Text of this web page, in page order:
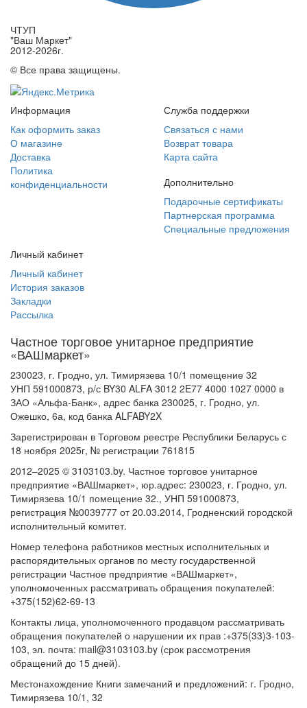
ЧТУП
"Ваш Маркет"
2012-2026г.
© Все права защищены.
Информация
Как оформить заказ
О магазине
Доставка
Политика
конфиденциальности
Служба поддержки
Связаться с нами
Возврат товара
Карта сайта
Дополнительно
Подарочные сертификаты
Партнерская программа
Специальные предложения
Личный кабинет
Личный кабинет
История заказов
Закладки
Рассылка
Частное торговое унитарное предприятие
«ВАШмаркет»
230023, г. Гродно, ул. Тимирязева 10/1 помещение 32
УНП 591000873, р/с BY30 ALFA 3012 2E77 4000 1027 0000 в
ЗАО «Альфа-Банк», адрес банка 230025, г. Гродно, ул.
Ожешко, 6а, код банка ALFABY2X
Зарегистрирован в Торговом реестре Республики Беларусь с
18 ноября 2025г, № регистрации 761815
2012–2025 © 3103103.by. Частное торговое унитарное
предприятие «ВАШмаркет», юр.адрес: 230023, г. Гродно, ул.
Тимирязева 10/1 помещение 32., УНП 591000873,
регистрация №0039777 от 20.03.2014, Гродненский городской
исполнительный комитет.
Номер телефона работников местных исполнительных и
распорядительных органов по месту государственной
регистрации Частное предприятие «ВАШмаркет»,
уполномоченных рассматривать обращения покупателей:
+375(152)62-69-13
Контакты лица, уполномоченного продавцом рассматривать
обращения покупателей о нарушении их прав :+375(33)3-103-
103, эл. почта: mail@3103103.by (срок рассмотрения
обращений до 15 дней).
Местонахождение Книги замечаний и предложений: г. Гродно,
Тимирязева 10/1, 32